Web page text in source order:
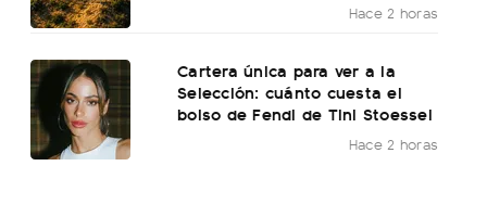
Hace 2 horas
Cartera única para ver a la
Selección: cuánto cuesta el
bolso de Fendi de Tini Stoessel
Hace 2 horas